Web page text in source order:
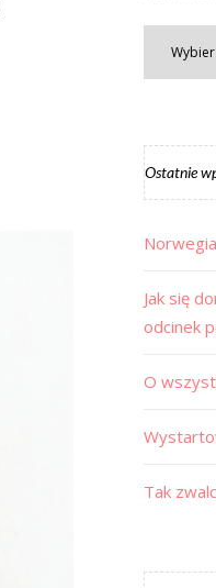
Ostatnie
Jak się
odcinek
O
Tak